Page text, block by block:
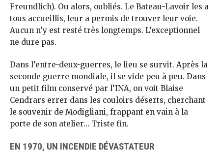
Freundlich). Ou alors, oubliés. Le Bateau-Lavoir les a
tous accueillis, leur a permis de trouver leur voie.
Aucun n’y est resté très longtemps. L’exceptionnel
ne dure pas.
Dans l’entre-deux-guerres, le lieu se survit. Après la
seconde guerre mondiale, il se vide peu à peu. Dans
un petit film conservé par l’INA, on voit Blaise
Cendrars errer dans les couloirs déserts, cherchant
le souvenir de Modigliani, frappant en vain à la
porte de son atelier… Triste fin.
EN 1970, UN INCENDIE DÉVASTATEUR